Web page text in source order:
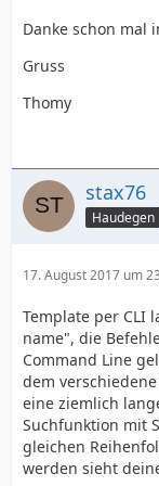
Danke schon mal
Gruss
Thomy
stax76
Haudegen
17. August 2017 um
Template per CLI
name", die
Command Line
dem
eine ziemlich
Suchfunktion mit
gleichen
werden sieht